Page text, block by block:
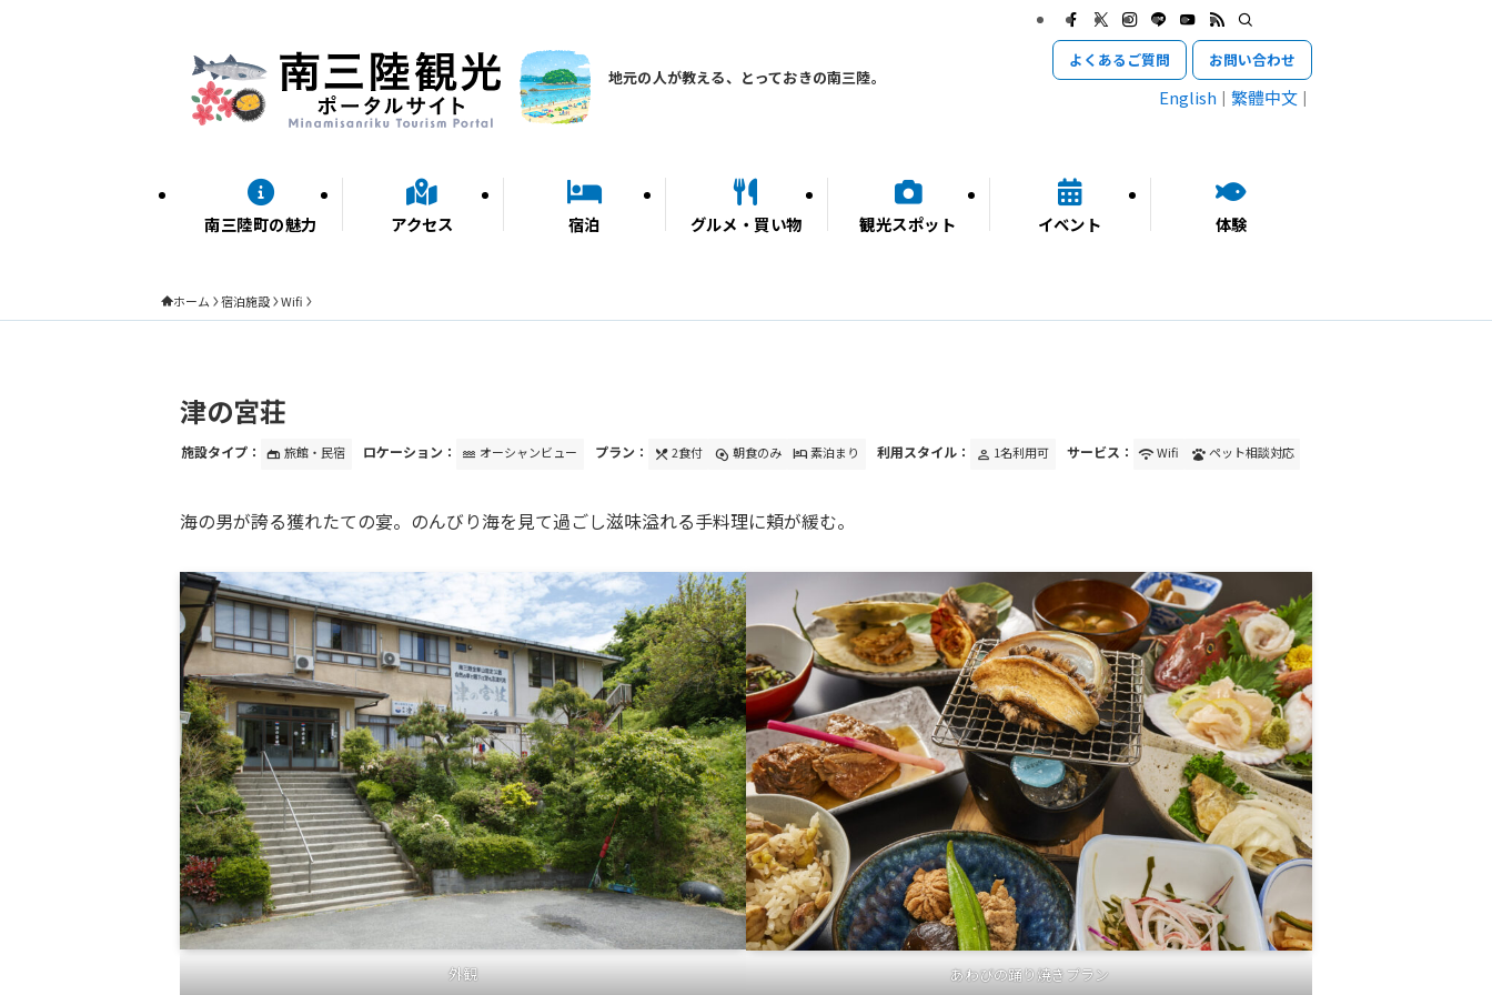
地元の人が教える、とっておきの南三陸。
南三陸町の魅力 アクセス 宿泊 グルメ・買い物 観光スポット イベント 体験
よくあるご質問 お問い合わせ
English 繁體中文
ホーム 宿泊施設 Wifi
津の宮荘
施設タイプ： gite 旅館・民宿 ロケーション： water オーシャンビュー プラン： local_dining2食付 egg_alt 朝食のみ hotel素泊まり 利用スタイル： person 1名利用可 サービス： wifiWifi petsペット相談対応
海の男が誇る獲れたての宴。のんびり海を見て過ごし滋味溢れる手料理に頬が緩む。
外観 あわびの踊り焼きプラン